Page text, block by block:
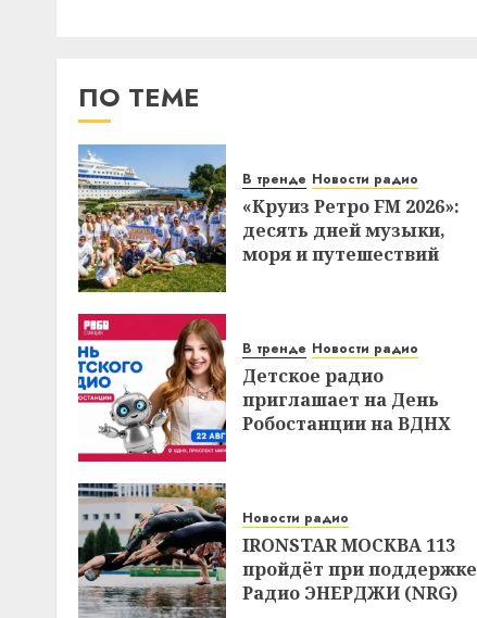
ПО ТЕМЕ
В тренде Новости радио
«Круиз Ретро FM 2026»:
десять дней музыки,
моря и путешествий
В тренде Новости радио
Детское радио
приглашает на День
Робостанции на ВДНХ
Новости радио
IRONSTAR МОСКВА 113
пройдёт при поддержке
Радио ЭНЕРДЖИ (NRG)